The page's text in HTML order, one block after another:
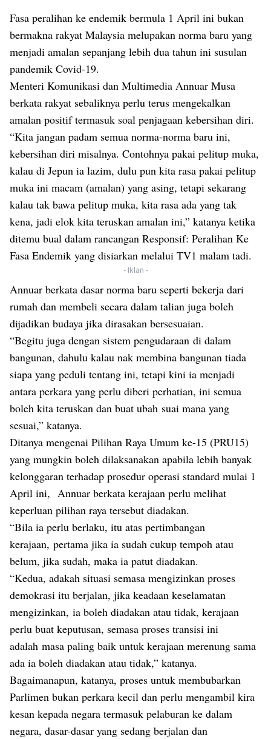
Fasa peralihan ke endemik bermula 1 April ini bukan
bermakna rakyat Malaysia melupakan norma baru yang
menjadi amalan sepanjang lebih dua tahun ini susulan
pandemik Covid-19.
Menteri Komunikasi dan Multimedia Annuar Musa
berkata rakyat sebaliknya perlu terus mengekalkan
amalan positif termasuk soal penjagaan kebersihan diri.
“Kita jangan padam semua norma-norma baru ini,
kebersihan diri misalnya. Contohnya pakai pelitup muka,
kalau di Jepun ia lazim, dulu pun kita rasa pakai pelitup
muka ini macam (amalan) yang asing, tetapi sekarang
kalau tak bawa pelitup muka, kita rasa ada yang tak
kena, jadi elok kita teruskan amalan ini,” katanya ketika
ditemu bual dalam rancangan Responsif: Peralihan Ke
Fasa Endemik yang disiarkan melalui TV1 malam tadi.
- Iklan -
Annuar berkata dasar norma baru seperti bekerja dari
rumah dan membeli secara dalam talian juga boleh
dijadikan budaya jika dirasakan bersesuaian.
“Begitu juga dengan sistem pengudaraan di dalam
bangunan, dahulu kalau nak membina bangunan tiada
siapa yang peduli tentang ini, tetapi kini ia menjadi
antara perkara yang perlu diberi perhatian, ini semua
boleh kita teruskan dan buat ubah suai mana yang
sesuai,” katanya.
Ditanya mengenai Pilihan Raya Umum ke-15 (PRU15)
yang mungkin boleh dilaksanakan apabila lebih banyak
kelonggaran terhadap prosedur operasi standard mulai 1
April ini, Annuar berkata kerajaan perlu melihat
keperluan pilihan raya tersebut diadakan.
“Bila ia perlu berlaku, itu atas pertimbangan
kerajaan, pertama jika ia sudah cukup tempoh atau
belum, jika sudah, maka ia patut diadakan.
“Kedua, adakah situasi semasa mengizinkan proses
demokrasi itu berjalan, jika keadaan keselamatan
mengizinkan, ia boleh diadakan atau tidak, kerajaan
perlu buat keputusan, semasa proses transisi ini
adalah masa paling baik untuk kerajaan merenung sama
ada ia boleh diadakan atau tidak,” katanya.
Bagaimanapun, katanya, proses untuk membubarkan
Parlimen bukan perkara kecil dan perlu mengambil kira
kesan kepada negara termasuk pelaburan ke dalam
negara, dasar-dasar yang sedang berjalan dan